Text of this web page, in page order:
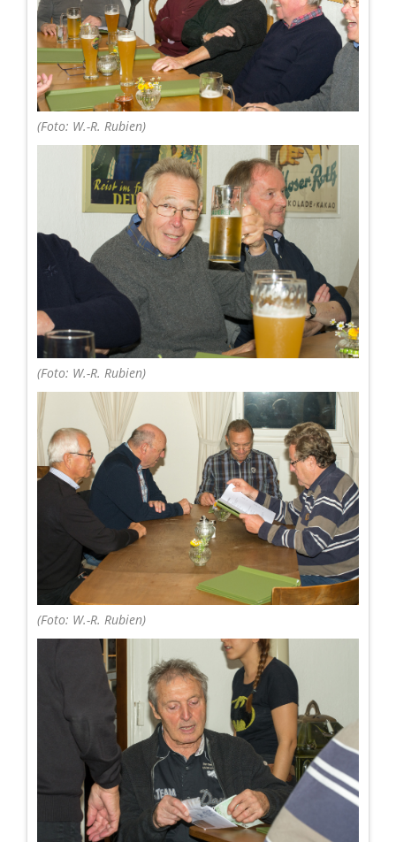
(Foto: W.-R. Rubien)
(Foto: W.-R. Rubien)
(Foto: W.-R. Rubien)